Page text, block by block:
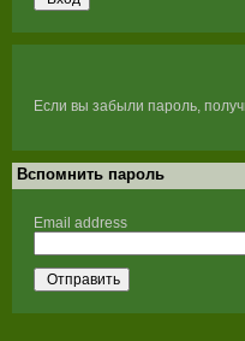
Если вы забыли пароль,
Вспомнить пароль
Email address
Отправить